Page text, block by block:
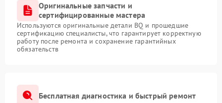
Оригинальные запчасти и
сертифицированные мастера
Используются оригинальные детали BQ и прошедшие
сертификацию специалисты, что гарантирует корректную
работу после ремонта и сохранение гарантийных
обязательств
Бесплатная диагностика и быстрый ремонт